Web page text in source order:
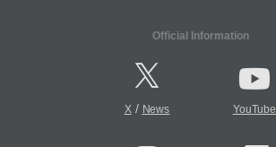
Official Information
X/ News YouTube